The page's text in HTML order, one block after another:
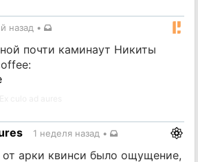
назад •
почти каминаут Никиты
1 неделя назад •
арки квинси было ощущение,